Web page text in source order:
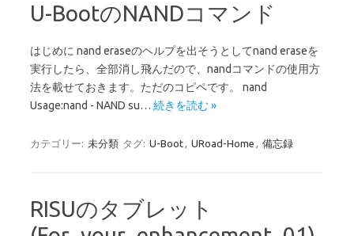
U-BootのNANDコマンド
はじめに nand eraseのヘルプを出そうとしてnand eraseを
実行したら、全部消し飛んだので、nandコマンドの使用方
法を載せておきます。ただのコピペです。 nand
Usage:nand - NAND su… 続きを読む »
カテゴリー: 未分類 タグ: U-Boot, URoad-Home , 備忘録
RISUのタブレット